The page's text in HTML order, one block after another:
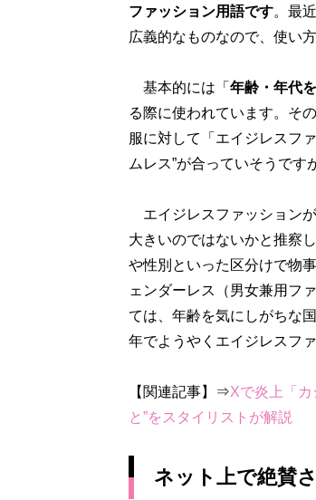
ファッション用語です。最
広義的なものなので、使い
基本的には「 年齢・年代
る際に使われています。そ
服に対して「エイジレスフ
ムレス”が合っていそうで
エイジレスファッション
大きいのではないかと推察
や性別といった区分けで物
ェンダーレス（男女兼用フ
ては、年齢を気にしがちな
年でようやくエイジレスフ
【関連記事】⇒Xで炎上「カ
と”をスタイリストが解説
ネット上で絶賛